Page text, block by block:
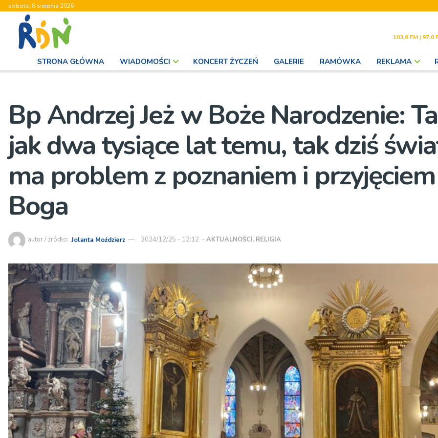
sobota, 8 sierpnia 2026
103,6 FM | 97,0
STRONA GŁÓWNA WIADOMOŚCI KONCERT ŻYCZEŃ GALERIE RAMÓWKA REKLAMA
Bp Andrzej Jeż w Boże Narodzenie:
jak dwa tysiące lat temu, tak dziś
ma problem z poznaniem i przyjęciem
Boga
autor / źródło: Jolanta Moździerz 2024/12/25 - 12:12 - AKTUALNOŚCI, RELIGIA